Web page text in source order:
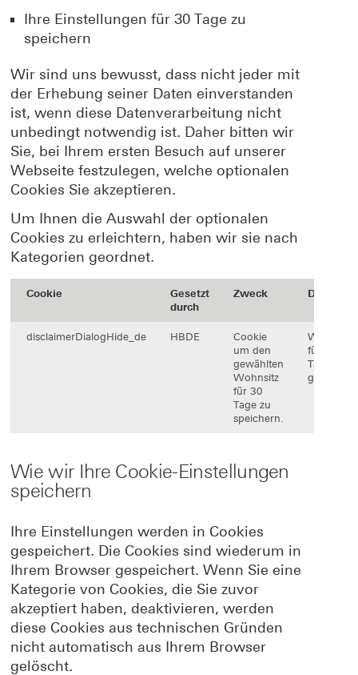
Ihre Einstellungen für 30 Tage zu
speichern
Wir sind uns bewusst, dass nicht jeder mit
der Erhebung seiner Daten einverstanden
ist, wenn diese Datenverarbeitung nicht
unbedingt notwendig ist. Daher bitten wir
Sie, bei Ihrem ersten Besuch auf unserer
Webseite festzulegen, welche optionalen
Cookies Sie akzeptieren.
Um Ihnen die Auswahl der optionalen
Cookies zu erleichtern, haben wir sie nach
Kategorien geordnet.
Cookie
Gesetzt
durch
Zweck Dauer
disclaimerDialogHide_de HBDE
Cookie
um den
gewählten
Wohnsitz
für 30
Tage zu
speichern.
Wird
für 30
Tage
gesetzt.
Wie wir Ihre Cookie-Einstellungen
speichern
Ihre Einstellungen werden in Cookies
gespeichert. Die Cookies sind wiederum in
Ihrem Browser gespeichert. Wenn Sie eine
Kategorie von Cookies, die Sie zuvor
akzeptiert haben, deaktivieren, werden
diese Cookies aus technischen Gründen
nicht automatisch aus Ihrem Browser
gelöscht.